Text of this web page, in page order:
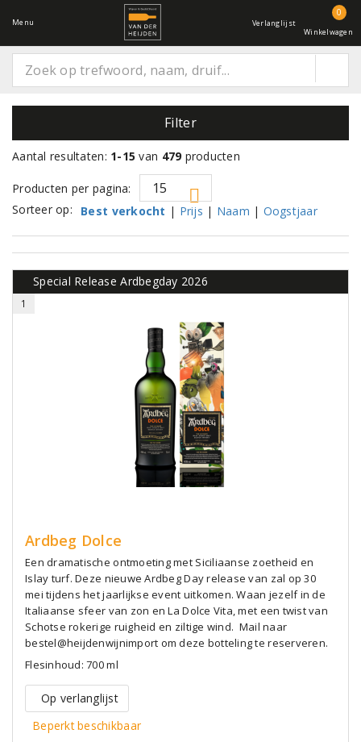
Menu Verlanglijst
0
Winkelwagen
Filter
Aantal resultaten: 1-15 van 479 producten
Producten per pagina:
Sorteer op:
Best verkocht | Prijs | Naam | Oogstjaar
Special Release Ardbegday 2026
1
Ardbeg Dolce
Een dramatische ontmoeting met Siciliaanse zoetheid en
Islay turf. Deze nieuwe Ardbeg Day release van zal op 30
mei tijdens het jaarlijkse event uitkomen. Waan jezelf in de
Italiaanse sfeer van zon en La Dolce Vita, met een twist van
Schotse rokerige ruigheid en ziltige wind. Mail naar
bestel@heijdenwijnimport om deze botteling te reserveren.
Flesinhoud: 700 ml
Op verlanglijst
Beperkt beschikbaar